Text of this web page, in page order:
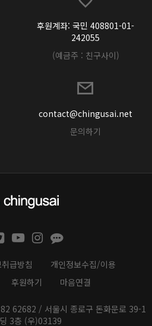
후원계좌: 국민 408801-01-
242055
(예금주 : 친구사이)
contact@chingusai.net
문의하기
급방침
개인정보수집/이용
후원하기 마음연결
62682 / 서울시 종로구 돈화문로 39-1
3층 (우)03139